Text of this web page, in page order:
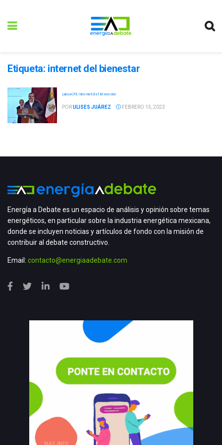
Etiqueta: internet del bienestar
Lanza CFE Internet del Bienestar
PORULISES JUÁREZ FEBRERO 15, 2023
Energía a Debate es un espacio de análisis y opinión sobre temas
energéticos, en particular sobre la industria energética mexicana,
donde se incluyen noticias y artículos de fondo con la misión de
contribuir al debate constructivo.
Email: contacto@energiaadebate.com